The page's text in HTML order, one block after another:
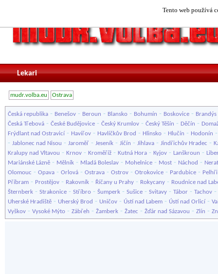
Tento web používá
Lekari
mudr.volba.eu Ostrava
Česká republika - Benešov - Beroun - Blansko - Bohumín - Boskovice - Brandýs
Česká Třebová - České Budějovice - Český Krumlov - Český Těšín - Děčín -
Frýdlant nad Ostravicí - Havířov - Havlíčkův Brod - Hlinsko - Hlučín - Hodonín
- Jablonec nad Nisou - Jaroměř - Jeseník - Jičín - Jihlava - Jindřichův Hradec -
Kralupy nad Vltavou - Krnov - Kroměříž - Kutná Hora - Kyjov - Lanškroun -
Mariánské Lázně - Mělník - Mladá Boleslav - Mohelnice - Most - Náchod -
Olomouc - Opava - Orlová - Ostrava - Ostrov - Otrokovice - Pardubice -
Příbram - Prostějov - Rakovník - Říčany u Prahy - Rokycany - Roudnice nad
Šternberk - Strakonice - Stříbro - Šumperk - Sušice - Svitavy - Tábor - Tachov -
Uherské Hradiště - Uherský Brod - Uničov - Ústí nad Labem - Ústí nad Orlicí -
Vyškov - Vysoké Mýto - Zábřeh - Žamberk - Žatec - Žďár nad Sázavou - Zlín -